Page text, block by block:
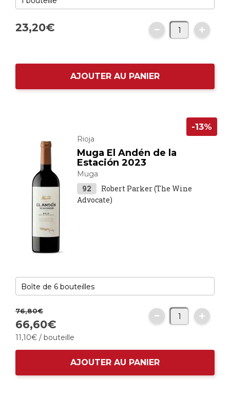
23,20€
AJOUTER AU PANIER
Rioja
Muga El Andén de la
Estación 2023
Muga
92
Robert Parker (The Wine
Advocate)
-13%
76,80€
66,60€
11,10€ / bouteille
AJOUTER AU PANIER